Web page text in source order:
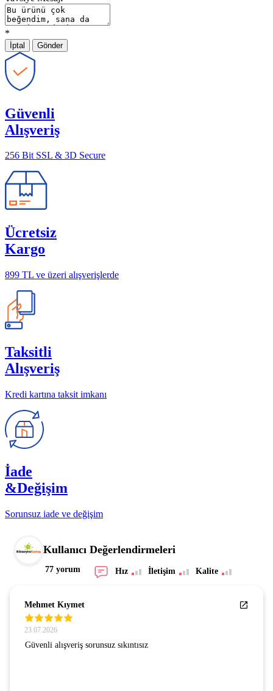
*
İptal Gönder
Güvenli
Alışveriş
256 Bit SSL & 3D Secure
Ücretsiz
Kargo
899 TL ve üzeri alışverişlerde
Taksitli
Alışveriş
Kredi kartına taksit imkanı
İade
&Değişim
Sorunsuz iade ve değişim
Kullanıcı Değerlendirmeleri
77 yorum Hız İletişim Kalite
Mehmet Kıymet
23.07.2026
Güvenli alışveriş sorunsuz sıkıntısız